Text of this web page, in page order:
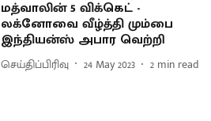
மத்வாலின் 5 விக்கெட் -
லக்னோவை வீழ்த்தி மும்பை
இந்தியன்ஸ் அபார வெற்றி
செய்திப்பிரிவு 24 May 2023 2 min read